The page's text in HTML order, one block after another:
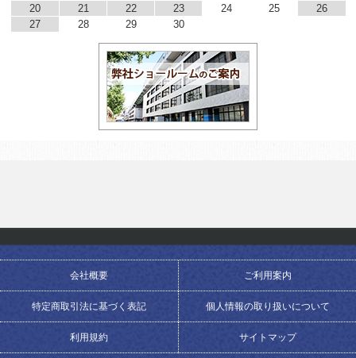
20
21 22 23 24 25
26
27
28 29 30
会社概要 ご利用案内
特定商取引法に基づく表記 個人情報の取り扱いについて
利用規約 サイトマップ